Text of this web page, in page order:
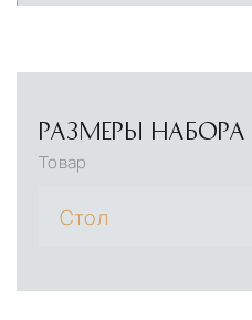
РАЗМЕРЫ НАБОРА
Товар
Стол